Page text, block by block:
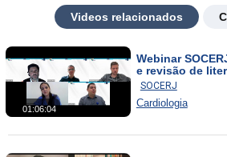
Videos relacionados
01:06:04
Webinar
e revisão de
SOCERJ
Cardiologia